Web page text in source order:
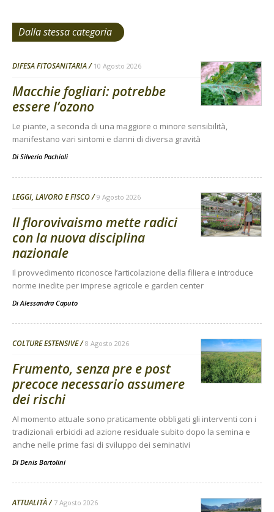
Dalla stessa categoria
DIFESA FITOSANITARIA 10 Agosto 2026
Macchie fogliari: potrebbe
essere l’ozono
Le piante, a seconda di una maggiore o minore sensibilità,
manifestano vari sintomi e danni di diversa gravità
Di Silverio Pachioli
LEGGI, LAVORO E FISCO 9 Agosto 2026
Il florovivaismo mette radici
con la nuova disciplina
nazionale
Il provvedimento riconosce l’articolazione della filiera e introduce
norme inedite per imprese agricole e garden center
DiAlessandra Caputo
COLTURE ESTENSIVE 8 Agosto 2026
Frumento, senza pre e post
precoce necessario assumere
dei rischi
Al momento attuale sono praticamente obbligati gli interventi con i
tradizionali erbicidi ad azione residuale subito dopo la semina e
anche nelle prime fasi di sviluppo dei seminativi
Di Denis Bartolini
ATTUALITÀ 7 Agosto 2026